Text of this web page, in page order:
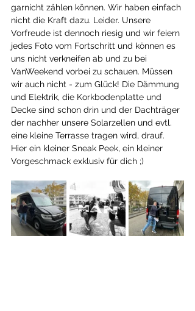
garnicht zählen können. Wir haben einfach
nicht die Kraft dazu. Leider. Unsere
Vorfreude ist dennoch riesig und wir feiern
jedes Foto vom Fortschritt und können es
uns nicht verkneifen ab und zu bei
VanWeekend vorbei zu schauen. Müssen
wir auch nicht - zum Glück! Die Dämmung
und Elektrik, die Korkbodenplatte und
Decke sind schon drin und der Dachträger
der nachher unsere Solarzellen und evtl.
eine kleine Terrasse tragen wird, drauf.
Hier ein kleiner Sneak Peek, ein kleiner
Vorgeschmack exklusiv für dich ;)